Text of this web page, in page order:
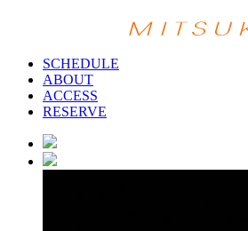
SCHEDULE
ABOUT
ACCESS
RESERVE